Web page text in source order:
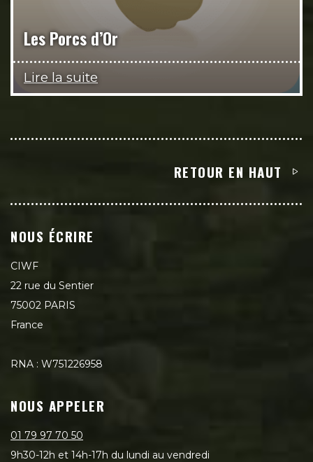
Les Porcs d’Or
Lire la suite
RETOUR EN HAUT
NOUS ÉCRIRE
CIWF
22 rue du Sentier
75002 PARIS
France
RNA : W751226958
NOUS APPELER
01 79 97 70 50
9h30-12h et 14h-17h du lundi au vendredi